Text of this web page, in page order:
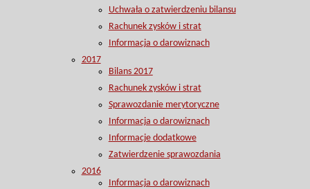
Uchwała o zatwierdzeniu bilansu
Rachunek zysków i strat
Informacja o darowiznach
2017
Bilans 2017
Rachunek zysków i strat
Sprawozdanie merytoryczne
Informacja o darowiznach
Informacje dodatkowe
Zatwierdzenie sprawozdania
2016
Informacja o darowiznach